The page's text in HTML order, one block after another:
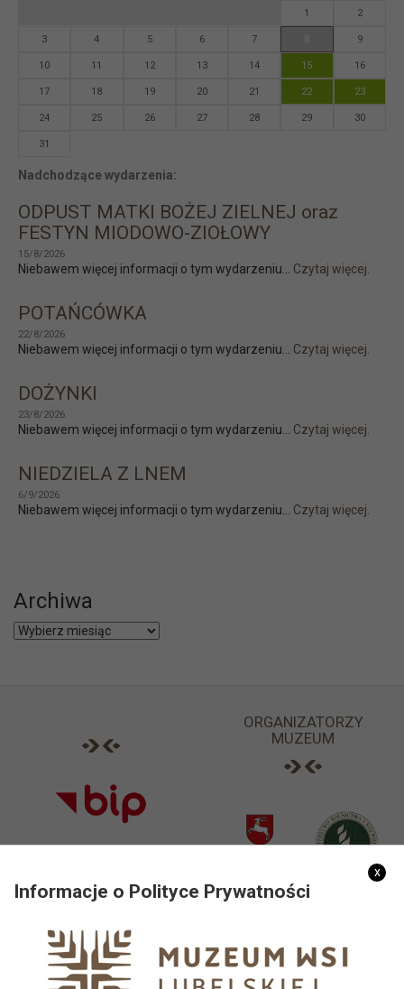
1 2
3 4 5 6 7 9
10 11 12 13 14 15 16
17 18 19 20 21 22 23
24 25 26 27 28 29 30
31
Nadchodzące wydarzenia:
ODPUST MATKI BOŻEJ ZIELNEJ oraz
FESTYN MIODOWO-ZIOŁOWY
15/8/2026
Niebawem więcej informacji o tym wydarzeniu... Czytaj więcej.
POTAŃCÓWKA
22/8/2026
Niebawem więcej informacji o tym wydarzeniu... Czytaj więcej.
DOŻYNKI
23/8/2026
Niebawem więcej informacji o tym wydarzeniu... Czytaj więcej.
NIEDZIELA Z LNEM
6/9/2026
Niebawem więcej informacji o tym wydarzeniu... Czytaj więcej.
Archiwa
Archiwa
ORGANIZATORZY
MUZEUM
x
Informacje o Polityce Prywatności